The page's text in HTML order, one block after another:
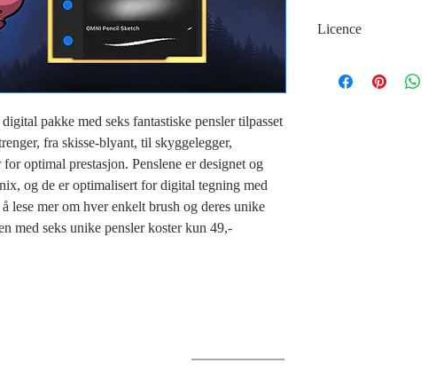
digital pakke med seks fantastiske pensler tilpasset
fra skisse-blyant, til skyggelegger,
optimal prestasjon. Penslene er designet og
og de er optimalisert for digital tegning med
lese mer om hver enkelt brush og deres unike
med seks unike pensler koster kun 49,-
Licence
pensler tilpasset